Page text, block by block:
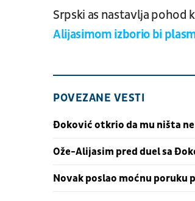
Srpski as nastavlja
Alijasimom izborio bi
POVEZANE VESTI
Đoković otkrio da mu ništa
Ože-Alijasim pred duel sa
Novak poslao moćnu poruku